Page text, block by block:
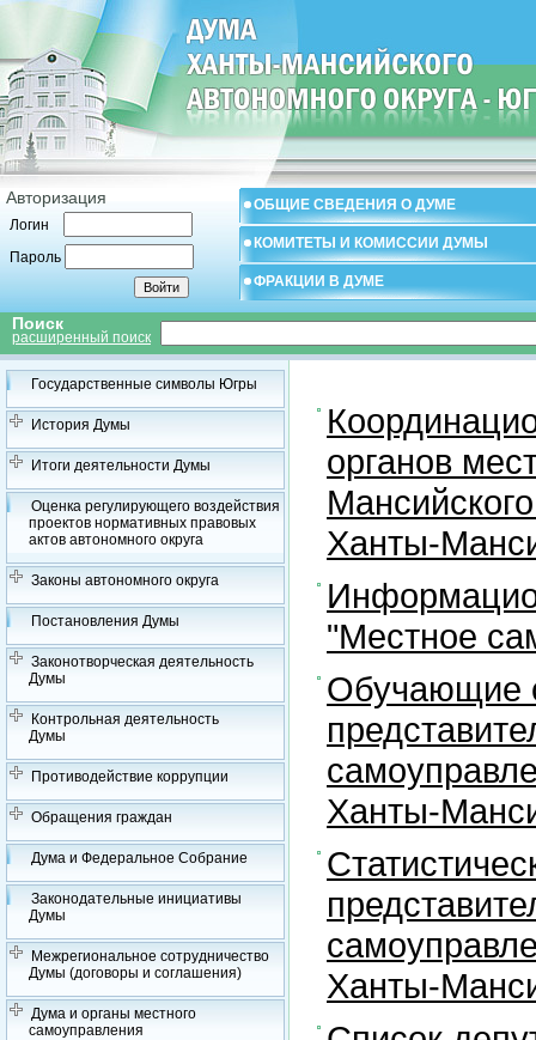
Авторизация
Логин
Пароль
ОБЩИЕ СВЕДЕНИЯ О ДУМЕ
КОМИТЕТЫ И КОМИССИИ ДУМЫ
ФРАКЦИИ В ДУМЕ
Поиск
расширенный поиск
Государственные символы Югры
История Думы
Итоги деятельности Думы
Оценка регулирующего воздействия
проектов нормативных правовых
актов автономного округа
Законы автономного округа
Постановления Думы
Законотворческая деятельность
Думы
Контрольная деятельность
Думы
Противодействие коррупции
Обращения граждан
Дума и Федеральное Собрание
Законодательные инициативы
Думы
Межрегиональное сотрудничество
Думы (договоры и соглашения)
Дума и органы местного
самоуправления
органов
Ханты-
"Местное
Обучающие
Ханты-
Ханты-